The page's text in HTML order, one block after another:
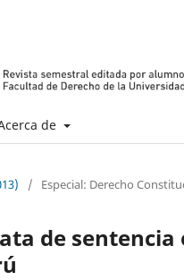
de
/ Especial: Derecho
de